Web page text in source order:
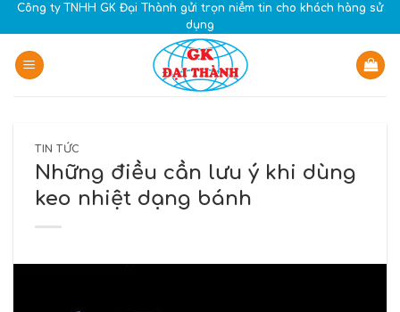
Skip
to
content
Công ty TNHH GK Đại Thành gửi trọn niềm tin cho khách hàng sử
dụng
TIN TỨC
Những điều cần lưu ý khi dùng
keo nhiệt dạng bánh